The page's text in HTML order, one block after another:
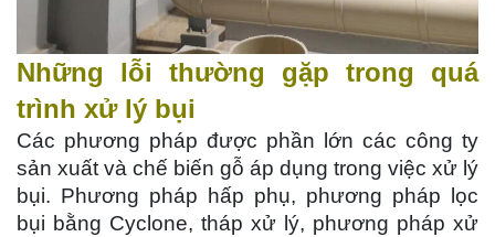
Những lỗi thường gặp trong quá
trình xử lý bụi
Các phương pháp được phần lớn các công ty
sản xuất và chế biến gỗ áp dụng trong việc xử lý
bụi. Phương pháp hấp phụ, phương pháp lọc
bụi bằng Cyclone, tháp xử lý, phương pháp xử